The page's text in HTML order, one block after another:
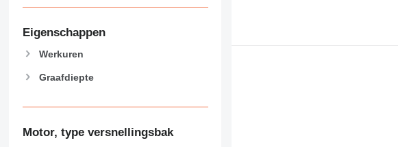
Eigenschappen
Werkuren
Graafdiepte
Motor, type versnellingsbak